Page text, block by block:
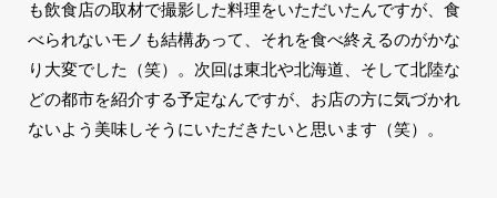
も飲食店の取材で撮影した料理をいただいたんですが、食
べられないモノも結構あって、それを食べ終えるのがかな
り大変でした（笑）。次回は東北や北海道、そして北陸な
どの都市を紹介する予定なんですが、お店の方に気づかれ
ないよう美味しそうにいただきたいと思います（笑）。